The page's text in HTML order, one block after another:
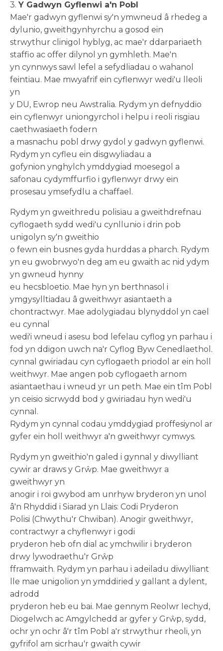
3. Y Gadwyn Gyflenwi a'n Pobl
Mae'r gadwyn gyflenwi sy'n ymwneud â rhedeg a
dylunio, gweithgynhyrchu a gosod ein
strwythur clinigol hyblyg, ac mae'r ddarpariaeth
staffio ac offer dilynol yn gymhleth. Mae'n
yn cynnwys sawl lefel a sefydliadau o wahanol
feintiau. Mae mwyafrif ein cyflenwyr wedi'u lleoli
yn
y DU, Ewrop neu Awstralia. Rydym yn defnyddio
ein cyflenwyr uniongyrchol i helpu i reoli risgiau
caethwasiaeth fodern
a masnachu pobl drwy gydol y gadwyn gyflenwi.
Rydym yn cyfleu ein disgwyliadau a
gofynion ynghylch ymddygiad moesegol a
safonau cydymffurfio i gyflenwyr drwy ein
prosesau ymsefydlu a chaffael.
Rydym yn gweithredu polisïau a gweithdrefnau
cyflogaeth sydd wedi'u cynllunio i drin pob
unigolyn sy'n gweithio
o fewn ein busnes gyda hurddas a pharch. Rydym
yn eu gwobrwyo'n deg am eu gwaith ac nid ydym
yn gwneud hynny
eu hecsbloetio. Mae hyn yn berthnasol i
ymgysylltiadau â gweithwyr asiantaeth a
chontractwyr. Mae adolygiadau blynyddol yn cael
eu cynnal
wedi'i wneud i asesu bod lefelau cyflog yn parhau i
fod yn ddigon uwch na'r Cyflog Byw Cenedlaethol.
cynnal gwiriadau cyn cyflogaeth priodol ar ein holl
weithwyr. Mae angen pob cyflogaeth arnom
asiantaethau i wneud yr un peth. Mae ein tîm Pobl
yn ceisio sicrwydd bod y gwiriadau hyn wedi'u
cynnal.
Rydym yn cynnal codau ymddygiad proffesiynol ar
gyfer ein holl weithwyr a'n gweithwyr cymwys.
Rydym yn gweithio'n galed i gynnal y diwylliant
cywir ar draws y Grŵp. Mae gweithwyr a
gweithwyr yn
anogir i roi gwybod am unrhyw bryderon yn unol
â'n Rhyddid i Siarad yn Llais: Codi Pryderon
Polisi (Chwythu'r Chwiban). Anogir gweithwyr,
contractwyr a chyflenwyr i godi
pryderon heb ofn dial ac ymchwilir i bryderon
drwy lywodraethu'r Grŵp
fframwaith. Rydym yn parhau i adeiladu diwylliant
lle mae unigolion yn ymddiried y gallant a dylent,
adrodd
pryderon heb eu bai. Mae gennym Reolwr Iechyd,
Diogelwch ac Amgylchedd ar gyfer y Grŵp, sydd,
ochr yn ochr â'r tîm Pobl a'r strwythur rheoli, yn
gyfrifol am sicrhau'r gwaith cywir